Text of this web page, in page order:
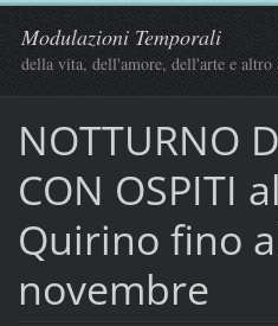
Modulazioni Temporali
della vita, dell'amore, dell'arte e altro
NOTTURNO
CON OSPITI
Quirino fino
novembre